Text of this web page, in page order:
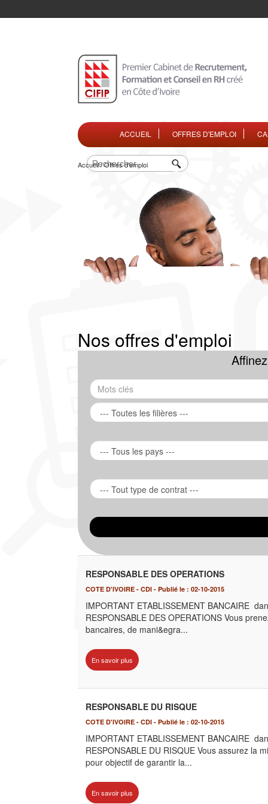
ACCUEIL OFFRES D'EMPLOI
Accueil / Offres d'emploi
Nos offres d'emploi
RESPONSABLE DES OPERATIONS
COTE D'IVOIRE - CDI - Publié le : 02-10-2015
IMPORTANT ETABLISSEMENT BANCAIRE
RESPONSABLE DES OPERATIONS Vous
bancaires, de mani&egra...
En savoir plus
RESPONSABLE DU RISQUE
COTE D'IVOIRE - CDI - Publié le : 02-10-2015
IMPORTANT ETABLISSEMENT BANCAIRE
RESPONSABLE DU RISQUE Vous assurez
pour objectif de garantir la...
En savoir plus